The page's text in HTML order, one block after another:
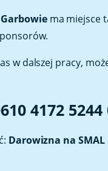
ma miejsce
w dalszej pracy,
4172 5244
Darowizna na SMAL